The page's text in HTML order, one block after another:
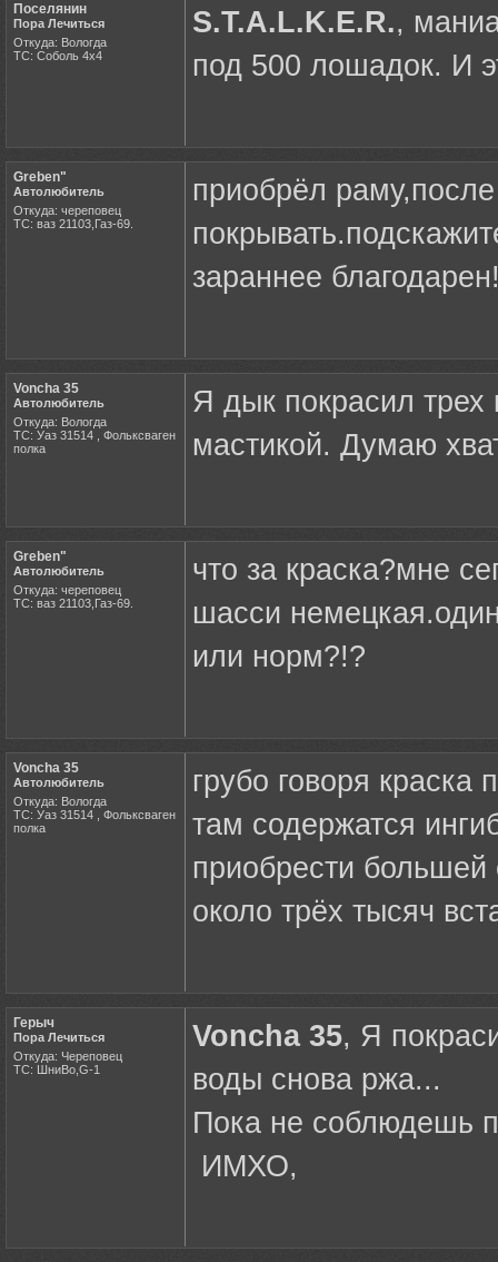
Поселянин
Пора Лечиться
Откуда: Вологда
ТС: Соболь 4х4
S.T.A.L.K.E.R.,
под 500 лошадок. И
Greben"
Автолюбитель
Откуда: череповец
ТС: ваз 21103,Газ-69.
приобрёл
зараннее
Voncha 35
Автолюбитель
Откуда: Вологда
ТС: Уаз 31514 , Фольксваген
полка
Я дык покрасил трех
мастикой. Думаю
Greben"
Автолюбитель
Откуда: череповец
ТС: ваз 21103,Газ-69.
что за краска?мне
шасси
или норм?!?
Voncha 35
Автолюбитель
Откуда: Вологда
ТС: Уаз 31514 , Фольксваген
полка
грубо говоря
там содержатся
приобрести
около трёх тысяч
Герыч
Пора Лечиться
Откуда: Череповец
ТС: ШниВо,G-1
Voncha 35, Я
воды снова ржа...
Пока не соблюдешь
ИМХО,